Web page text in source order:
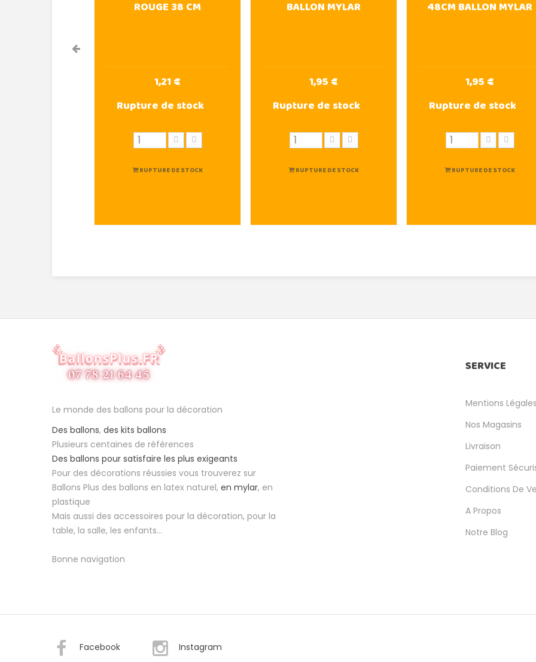
ROUGE 38 CM
1,21 €
Rupture de stock
RUPTURE DE STOCK
BALLON MYLAR
1,95 €
Rupture de stock
RUPTURE DE STOCK
48CM BALLON MYLAR
1,95 €
Rupture de stock
RUPTURE DE STOCK
Le monde des ballons pour la décoration
Des ballons, des kits ballons
Plusieurs centaines de références
Des ballons pour satisfaire les plus exigeants
Pour des décorations réussies vous trouverez sur
Ballons Plus des ballons en latex naturel, en mylar, en
plastique
Mais aussi des accessoires pour la décoration, pour la
table, la salle, les enfants...
Bonne navigation
SERVICE
Mentions Légales
Nos Magasins
Livraison
Paiement
Conditions De
A Propos
Notre Blog
Facebook Instagram